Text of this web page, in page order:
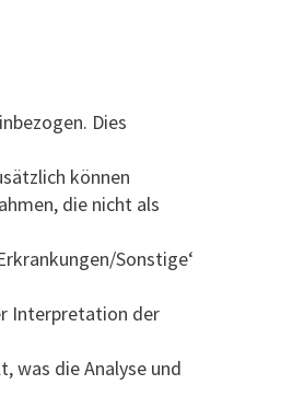
Dies
können
die nicht als
Sonstige‘
Interpretation der
was die Analyse und